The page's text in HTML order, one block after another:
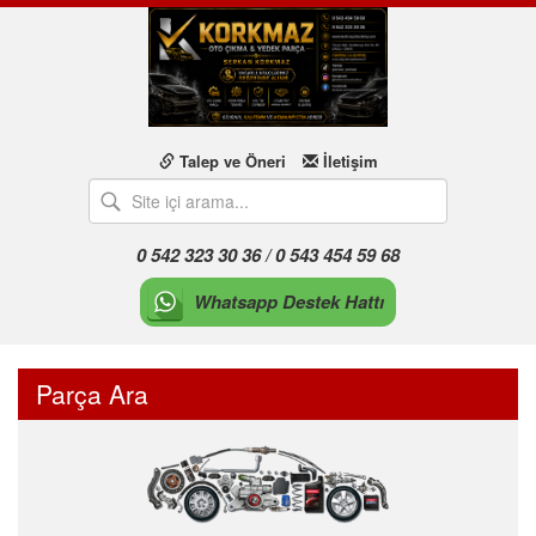
Talep ve Öneri İletişim
0 542 323 30 36 / 0 543 454 59 68
Whatsapp Destek Hattı
Parça Ara